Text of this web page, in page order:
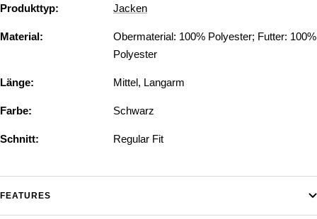
Produkttyp: Jacken
Material:
Obermaterial: 100% Polyester; Futter: 100%
Polyester
Länge: Mittel, Langarm
Farbe: Schwarz
Schnitt: Regular Fit
FEATURES